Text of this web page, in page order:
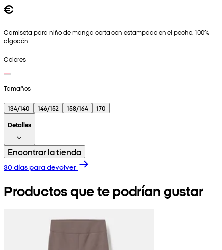
€
Camiseta para niño de manga corta con estampado en el pecho. 100%
algodón.
Colores
Tamaños
134/140 146/152 158/164
170
Detalles
Encontrar la tienda
30 días para devolver
Productos que te podrían gustar